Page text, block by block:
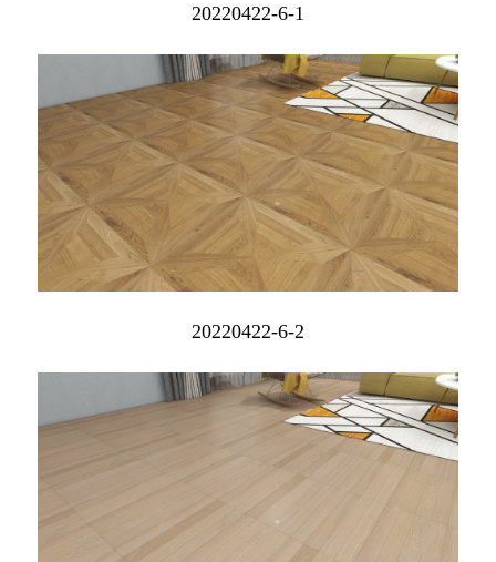
20220422-6-1
20220422-6-2